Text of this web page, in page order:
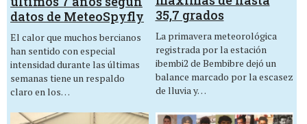
datos de MeteoSpyfly
El calor que muchos bercianos
han sentido con especial
intensidad durante las últimas
semanas tiene un respaldo
claro en los…
35,7 grados
La primavera meteorológica
registrada por la estación
ibembi2 de Bembibre dejó un
balance marcado por la escasez
de lluvia y…